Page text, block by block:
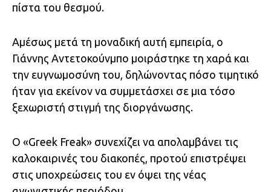
πίστα του θεσμού.
Αμέσως μετά τη μοναδική αυτή εμπειρία, ο
Γιάννης Αντετοκούνμπο μοιράστηκε τη χαρά και
την ευγνωμοσύνη του, δηλώνοντας πόσο τιμητικό
ήταν για εκείνον να συμμετάσχει σε μια τόσο
ξεχωριστή στιγμή της διοργάνωσης.
Ο «Greek Freak» συνεχίζει να απολαμβάνει τις
καλοκαιρινές του διακοπές, προτού επιστρέψει
στις υποχρεώσεις του εν όψει της νέας